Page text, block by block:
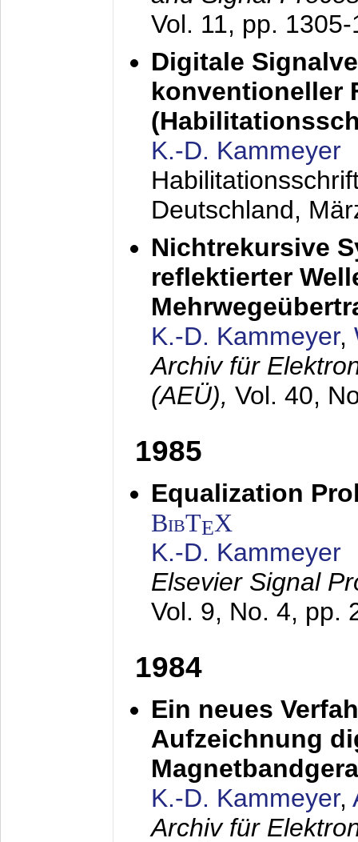
Vol. 11, pp.
Digitale
konventioneller
K.-D. Kammeyer
Deutschland,
Nichtrekursive
reflektierter
K.-D. Kammeyer,
Archiv für
(AEÜ), Vol. 40,
1985
Equalization
BibTEX
K.-D. Kammeyer
Elsevier Signal
Vol. 9, No. 4, pp.
1984
Ein neues
Aufzeichnung
K.-D. Kammeyer,
Archiv für